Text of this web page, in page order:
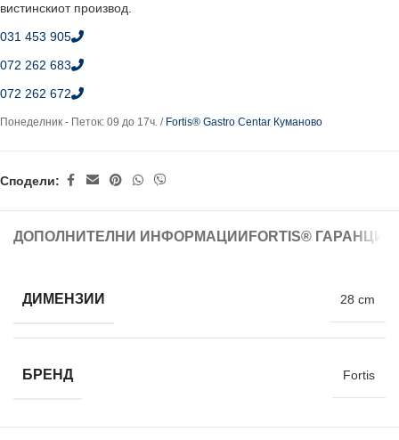
вистинскиот производ.
031 453 905
072 262 683
072 262 672
Понеделник - Петок: 09 до 17ч. / Fortis® Gastro Centar Куманово
Сподели:
ДОПОЛНИТЕЛНИ ИНФОРМАЦИИ FORTIS®
ДИМЕНЗИИ 28 cm
БРЕНД Fortis